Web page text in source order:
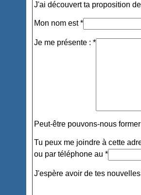
J'ai découvert ta proposition
Mon nom est *
Je me présente : *
Peut-être pouvons-nous
Tu peux me joindre à cette
ou par téléphone au *
J'espère avoir de tes